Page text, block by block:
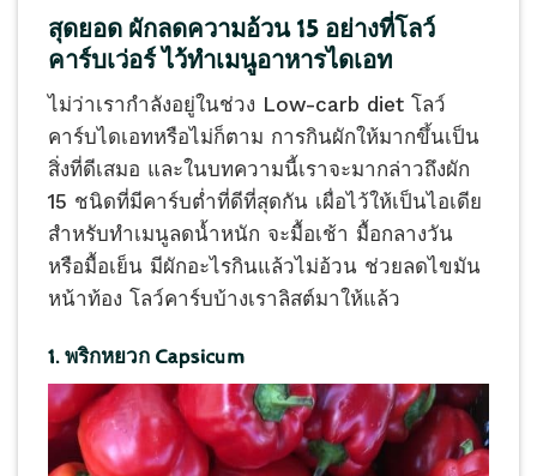
สุดยอด ผักลดความอ้วน 15 อย่างที่โลว์
คาร์บเว่อร์ ไว้ทำเมนูอาหารไดเอท
ไม่ว่าเรากำลังอยู่ในช่วง Low-carb diet โลว์
คาร์บไดเอทหรือไม่ก็ตาม การกินผักให้มากขึ้นเป็น
สิ่งที่ดีเสมอ และในบทความนี้เราจะมากล่าวถึงผัก
15 ชนิดที่มีคาร์บต่ำที่ดีที่สุดกัน เผื่อไว้ให้เป็นไอเดีย
สำหรับทำเมนูลดน้ำหนัก จะมื้อเช้า มื้อกลางวัน
หรือมื้อเย็น มีผักอะไรกินแล้วไม่อ้วน ช่วยลดไขมัน
หน้าท้อง โลว์คาร์บบ้างเราลิสต์มาให้แล้ว
1. พริกหยวก Capsicum